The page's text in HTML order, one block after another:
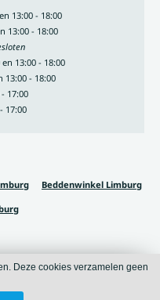
13:00 - 18:00
13:00 - 18:00
13:00 - 18:00
13:00 - 18:00
17:00
17:00
Beddenwinkel Limburg
Deze cookies verzamelen geen